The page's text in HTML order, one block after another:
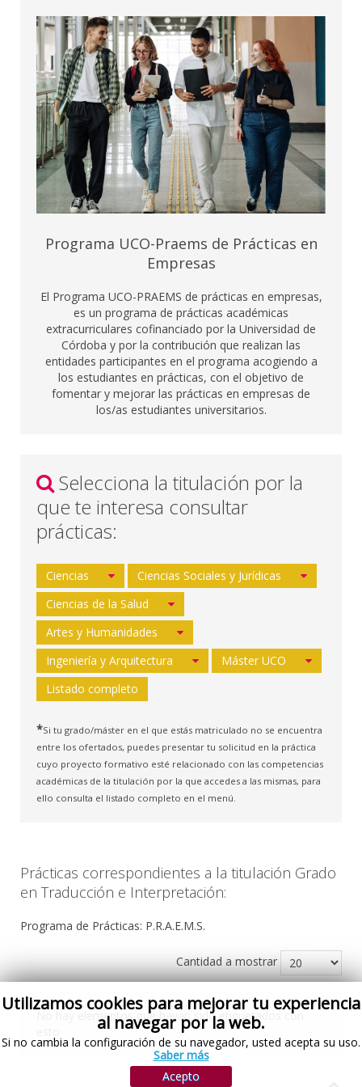
Programa UCO-Praems de Prácticas en
Empresas
El Programa UCO-PRAEMS de prácticas en empresas,
es un programa de prácticas académicas
extracurriculares cofinanciado por la Universidad de
Córdoba y por la contribución que realizan las
entidades participantes en el programa acogiendo a
los estudiantes en prácticas, con el objetivo de
fomentar y mejorar las prácticas en empresas de
los/as estudiantes universitarios.
Selecciona la titulación por la
que te interesa consultar
prácticas:
Ciencias
Ciencias Sociales y Jurídicas
Ciencias de la Salud
Artes y Humanidades
Ingeniería y Arquitectura
Máster UCO
Listado completo
*Si tu grado/máster en el que estás matriculado no se encuentra
entre los ofertados, puedes presentar tu solicitud en la práctica
cuyo proyecto formativo esté relacionado con las competencias
académicas de la titulación por la que accedes a las mismas, para
ello consulta el listado completo en el menú.
Prácticas correspondientes a la titulación Grado
en Traducción e Interpretación:
Programa de Prácticas: P.R.A.E.M.S.
Cantidad a mostrar
No hay elementos que hayan sido etiquetados con
Utilizamos cookies para mejorar tu experiencia
al navegar por la web.
Si no cambia la configuración de su navegador, usted acepta su uso.
Saber más
Acepto